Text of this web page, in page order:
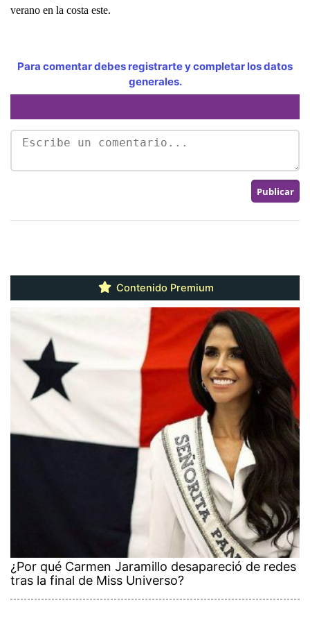
verano en la costa este.
Para comentar debes registrarte y completar los datos
generales.
Contenido Premium
¿Por qué Carmen Jaramillo desapareció de redes
tras la final de Miss Universo?